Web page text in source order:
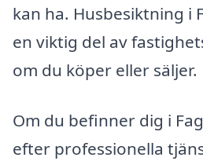
kan ha. Husbesiktning i
en viktig del av
om du köper eller säljer.
Om du befinner dig i
efter professionella